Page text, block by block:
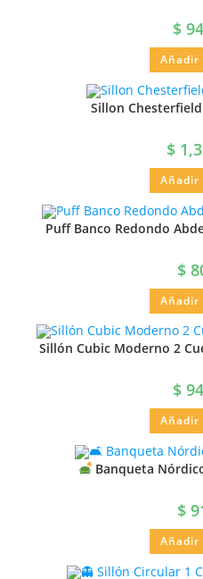
$
Sillon
$
Puff Banco Redondo
$
Sillón Cubic Moderno 2
$
Banqueta
$